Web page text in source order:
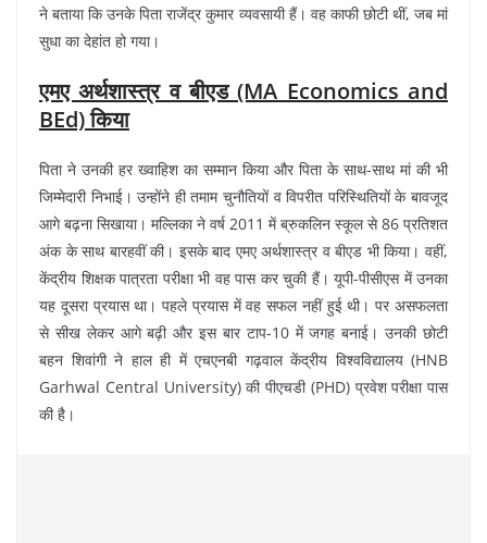
ने बताया कि उनके पिता राजेंद्र कुमार व्यवसायी हैं। वह काफी छोटी थीं, जब मां
सुधा का देहांत हो गया।
एमए अर्थशास्त्र व बीएड (MA Economics and
BEd) किया
पिता ने उनकी हर ख्वाहिश का सम्मान किया और पिता के साथ-साथ मां की भी
जिम्मेदारी निभाई। उन्होंने ही तमाम चुनौतियों व विपरीत परिस्थितियों के बावजूद
आगे बढ़ना सिखाया। मल्लिका ने वर्ष 2011 में ब्रुकलिन स्कूल से 86 प्रतिशत
अंक के साथ बारहवीं की। इसके बाद एमए अर्थशास्त्र व बीएड भी किया। वहीं,
केंद्रीय शिक्षक पात्रता परीक्षा भी वह पास कर चुकी हैं। यूपी-पीसीएस में उनका
यह दूसरा प्रयास था। पहले प्रयास में वह सफल नहीं हुई थी। पर असफलता
से सीख लेकर आगे बढ़ी और इस बार टाप-10 में जगह बनाई। उनकी छोटी
बहन शिवांगी ने हाल ही में एचएनबी गढ़वाल केंद्रीय विश्वविद्यालय (HNB
Garhwal Central University) की पीएचडी (PHD) प्रवेश परीक्षा पास
की है।